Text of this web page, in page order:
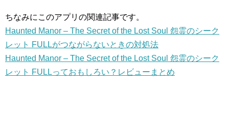
ちなみにこのアプリの関連記事です。
Haunted Manor – The Secret of the Lost Soul 怨霊のシーク
レット FULLがつながらないときの対処法
Haunted Manor – The Secret of the Lost Soul 怨霊のシーク
レット FULLっておもしろい？レビューまとめ